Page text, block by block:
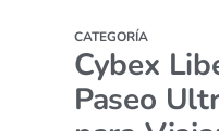
CATEGORÍA
Cybex
Paseo